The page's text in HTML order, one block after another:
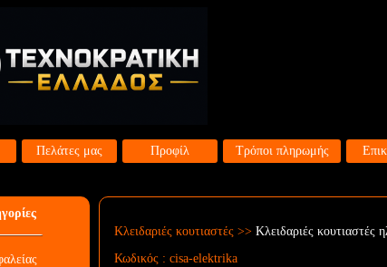
Πελάτες μας Προφίλ Τρόποι πληρωμής
Κλειδαριές κουτιαστές >> Κλειδαριές κουτιαστές
Κωδικός : cisa-elektrika